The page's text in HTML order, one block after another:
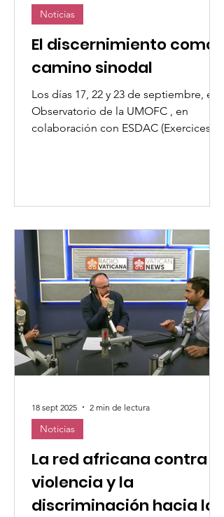
El discernimiento como
camino sinodal
Los días 17, 22 y 23 de septiembre, el
Observatorio de la UMOFC , en
colaboración con ESDAC (Exercices
Noticias
La red africana contra la
violencia y la
discriminación hacia las
Noticias
18 sept 2025 2 min de lectura